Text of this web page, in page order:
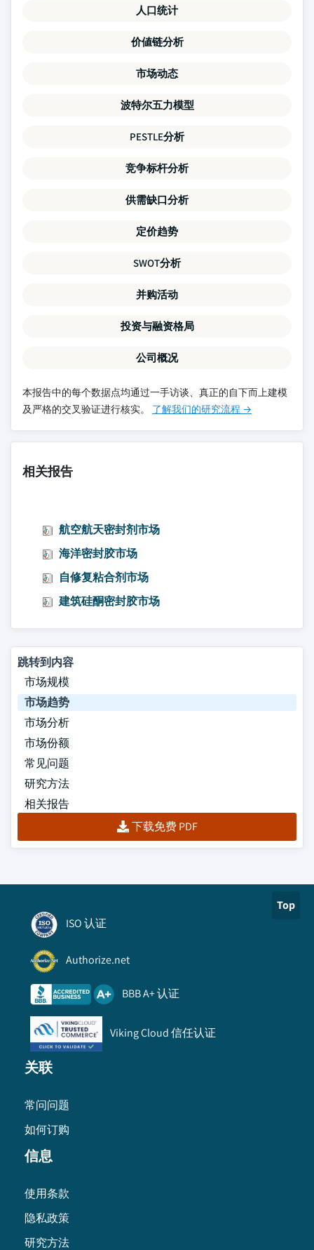
人口统计
价値链分析
市场动态
波特尔五力模型
PESTLE分析
竞争标杆分析
供需缺口分析
定价趋势
SWOT分析
并购活动
投资与融资格局
公司概况
本报告中的每个数据点均通过一手访谈、真正的自下而上建模
及严格的交叉验证进行核实。 了解我们的研究流程 →
相关报告
航空航天密封剂市场
海洋密封胶市场
自修复粘合剂市场
建筑硅酮密封胶市场
跳转到内容
市场规模
市场趋势
市场分析
市场份额
常见问题
研究方法
相关报告
下载免费 PDF
Top
ISO 认证
Authorize.net
BBB A+ 认证
Viking Cloud 信任认证
关联
常问问题
如何订购
信息
使用条款
隐私政策
研究方法